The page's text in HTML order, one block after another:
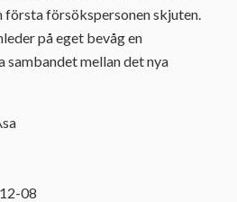
första försökspersonen skjuten.
på eget bevåg en
mellan det nya
08